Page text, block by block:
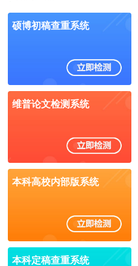
硕博初稿查重系统
维普论文检测系统
本科高校内部版系统
本科定稿查重系统